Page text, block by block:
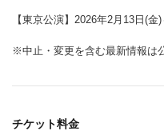
【東京公演】2026年2月13日(
※中止・変更を含む最新情報は
チケット料金